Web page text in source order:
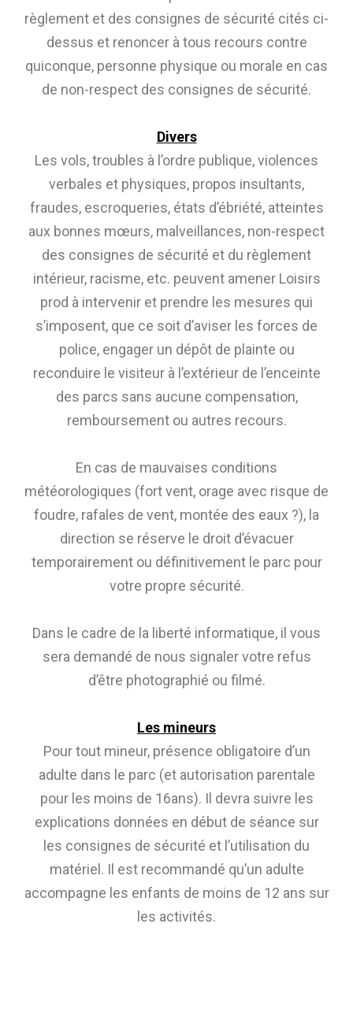
règlement et des consignes de sécurité cités ci-
dessus et renoncer à tous recours contre
quiconque, personne physique ou morale en cas
de non-respect des consignes de sécurité.
Divers
Les vols, troubles à l’ordre publique, violences
verbales et physiques, propos insultants,
fraudes, escroqueries, états d’ébriété, atteintes
aux bonnes mœurs, malveillances, non-respect
des consignes de sécurité et du règlement
intérieur, racisme, etc. peuvent amener Loisirs
prod à intervenir et prendre les mesures qui
s’imposent, que ce soit d’aviser les forces de
police, engager un dépôt de plainte ou
reconduire le visiteur à l’extérieur de l’enceinte
des parcs sans aucune compensation,
remboursement ou autres recours.
En cas de mauvaises conditions
météorologiques (fort vent, orage avec risque de
foudre, rafales de vent, montée des eaux ?), la
direction se réserve le droit d’évacuer
temporairement ou définitivement le parc pour
votre propre sécurité.
Dans le cadre de la liberté informatique, il vous
sera demandé de nous signaler votre refus
d’être photographié ou filmé.
Les mineurs
Pour tout mineur, présence obligatoire d’un
adulte dans le parc (et autorisation parentale
pour les moins de 16ans). Il devra suivre les
explications données en début de séance sur
les consignes de sécurité et l’utilisation du
matériel. Il est recommandé qu’un adulte
accompagne les enfants de moins de 12 ans sur
les activités.